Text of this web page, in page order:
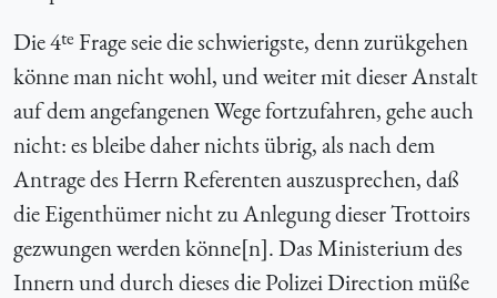
Die 4te Frage seie die schwierigste, denn zurükgehen
könne man nicht wohl, und weiter mit dieser Anstalt
auf dem angefangenen Wege fortzufahren, gehe auch
nicht: es bleibe daher nichts übrig, als nach dem
Antrage des Herrn Referenten auszusprechen, daß
die Eigenthümer nicht zu Anlegung dieser Trottoirs
gezwungen werden könne[n]. Das Ministerium des
Innern und durch dieses die Polizei Direction müße